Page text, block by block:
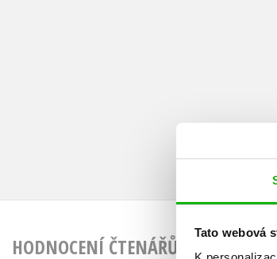
Tato webová
HODNOCENÍ ČTENÁŘŮ